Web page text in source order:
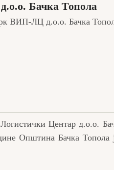
Бачка Топола
ВИП-ЛЦ д.о.о. Бачка
Центар д.о.о.
Општина Бачка Топола